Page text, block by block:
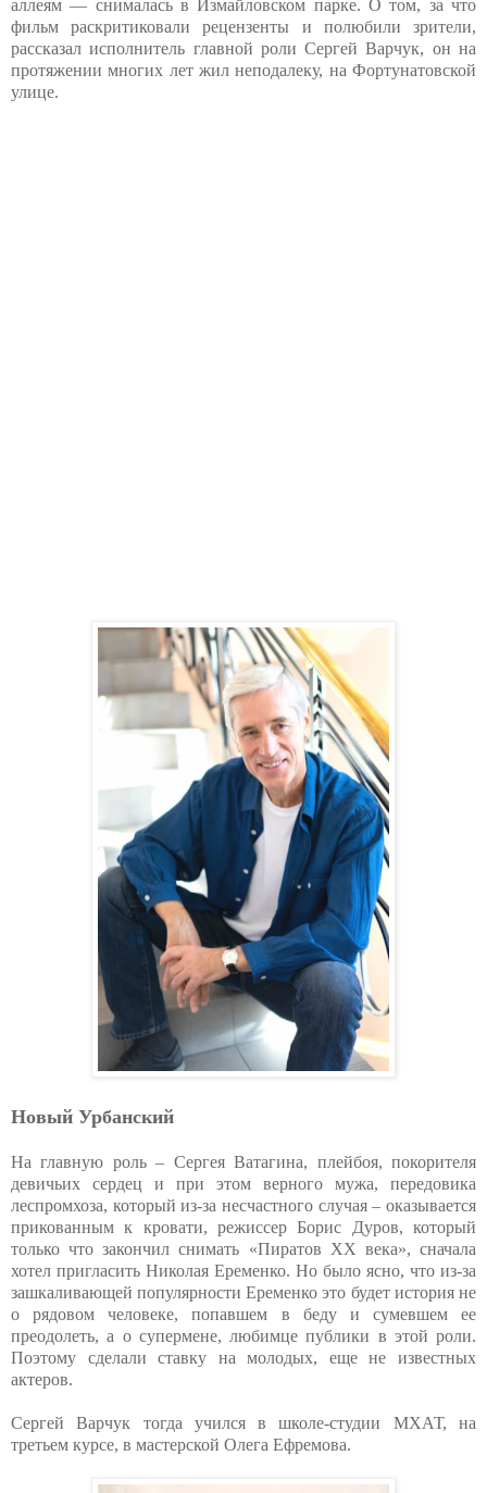
аллеям — снималась в Измайловском парке. О том, за что
фильм раскритиковали рецензенты и полюбили зрители,
рассказал исполнитель главной роли Сергей Варчук, он на
протяжении многих лет жил неподалеку, на Фортунатовской
улице.
Новый Урбанский
На главную роль – Сергея Ватагина, плейбоя, покорителя
девичьих сердец и при этом верного мужа, передовика
леспромхоза, который из-за несчастного случая – оказывается
прикованным к кровати, режиссер Борис Дуров, который
только что закончил снимать «Пиратов XX века», сначала
хотел пригласить Николая Еременко. Но было ясно, что из-за
зашкаливающей популярности Еременко это будет история не
о рядовом человеке, попавшем в беду и сумевшем ее
преодолеть, а о супермене, любимце публики в этой роли.
Поэтому сделали ставку на молодых, еще не известных
актеров.
Сергей Варчук тогда учился в школе-студии МХАТ, на
третьем курсе, в мастерской Олега Ефремова.